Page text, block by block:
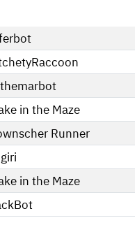
in the Maze
Runner
in the Maze